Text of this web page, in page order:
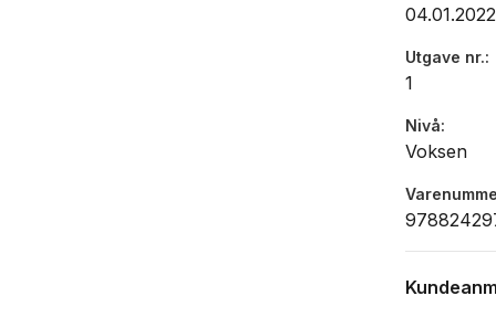
04.01.2022
Utgave nr.
1
Nivå
Voksen